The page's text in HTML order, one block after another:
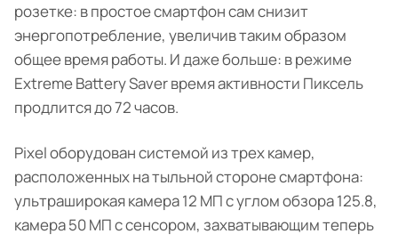
розетке: в простое смартфон сам снизит
энергопотребление, увеличив таким образом
общее время работы. И даже больше: в режиме
Extreme Battery Saver время активности Пиксель
продлится до 72 часов.
Pixel оборудован системой из трех камер,
расположенных на тыльной стороне смартфона:
ультраширокая камера 12 МП с углом обзора 125.8,
камера 50 МП с сенсором, захватывающим теперь